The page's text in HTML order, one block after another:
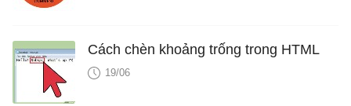
Cách chèn khoảng trống trong HTML
19/06